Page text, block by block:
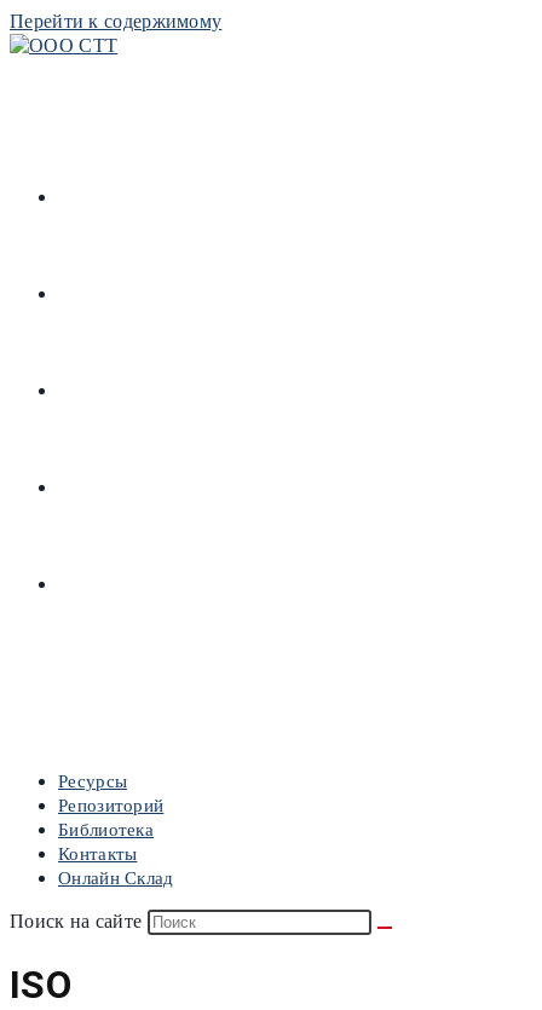
Перейти к содержимому
Ресурсы
Репозиторий
Библиотека
Контакты
Онлайн Склад
Поиск на сайте
ISO